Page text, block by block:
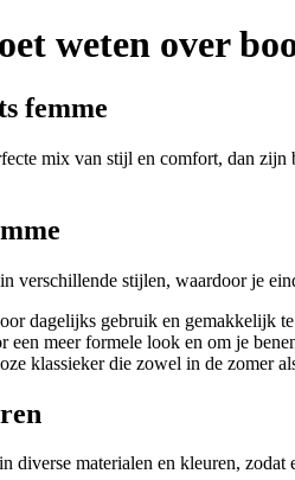
weten over
femme
mix van stijl en comfort, dan
verschillende stijlen, waardoor je
dagelijks gebruik en gemakkelijk
een meer formele look en om je
klassieker die zowel in de zomer
diverse materialen en kleuren,